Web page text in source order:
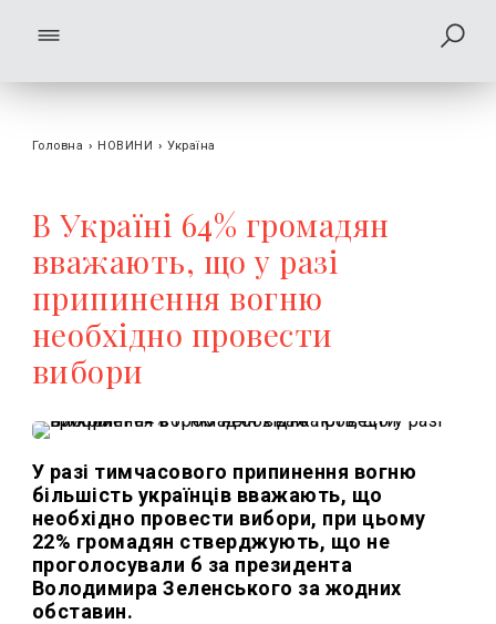
Головна › НОВИНИ › Україна
В Україні 64% громадян
вважають, що у разі
припинення вогню
необхідно провести
вибори
У разі тимчасового припинення вогню
більшість українців вважають, що
необхідно провести вибори, при цьому
22% громадян стверджують, що не
проголосували б за президента
Володимира Зеленського за жодних
обставин.